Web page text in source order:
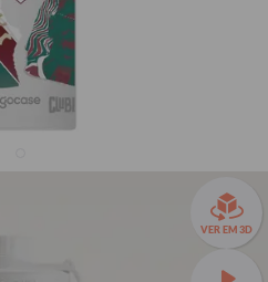
VER EM 3D
- Fluminense -